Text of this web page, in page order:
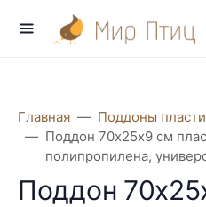
Главная
Поддоны
Поддон 70х25х9 см
полипропилена,
Поддон